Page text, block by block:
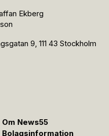
Ekberg
9, 111 43 Stockholm
Om News55
Bolagsinformation